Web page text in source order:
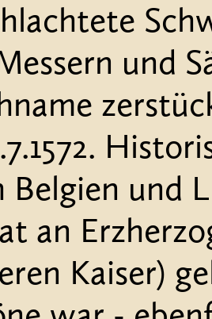
und
Belgien und
an
Kaiser)